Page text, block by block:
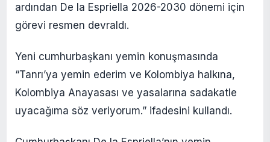
ardından De la Espriella 2026-2030 dönemi için
görevi resmen devraldı.
Yeni cumhurbaşkanı yemin konuşmasında
“Tanrı’ya yemin ederim ve Kolombiya halkına,
Kolombiya Anayasası ve yasalarına sadakatle
uyacağıma söz veriyorum.” ifadesini kullandı.